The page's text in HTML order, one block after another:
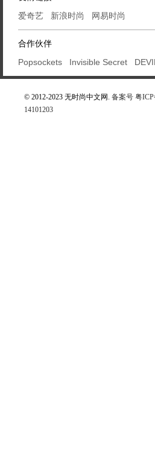
爱奇艺
新浪时尚 网易时尚
合作伙伴
Popsockets
Invisible Secret
© 2012-2023 无时尚中文网. 备案号 粤
14101203